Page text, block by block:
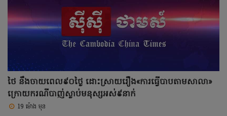
ថៃ នឹងចាយពេល៩០ថ្ងៃ ដោះស្រាយរឿង«ការធ្វើបាបតាមសាលា»
ក្រោយករណីបាញ់ស្លាប់មនុស្សអស់៩នាក់
19 ម៉ោង មុន